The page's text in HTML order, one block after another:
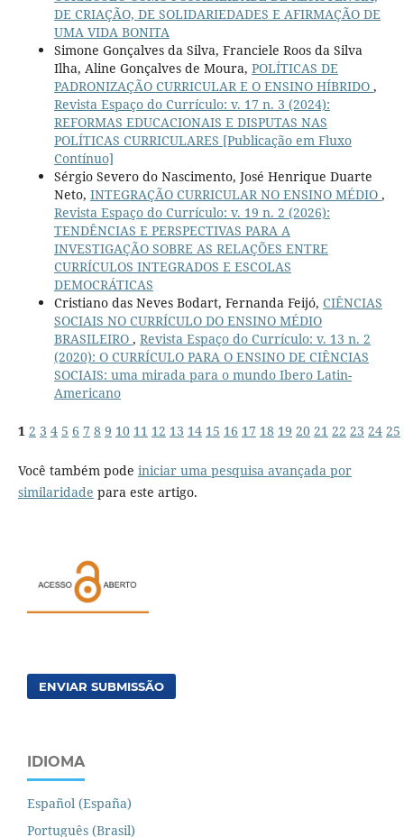
DE CRIAÇÃO, DE SOLIDARIEDADES E AFIRMAÇÃO DE
UMA VIDA BONITA
Simone Gonçalves da Silva, Franciele Roos da Silva
Ilha, Aline Gonçalves de Moura, POLÍTICAS DE
PADRONIZAÇÃO CURRICULAR E O ENSINO HÍBRIDO ,
Revista Espaço do Currículo: v. 17 n. 3 (2024):
REFORMAS EDUCACIONAIS E DISPUTAS NAS
POLÍTICAS CURRICULARES [Publicação em Fluxo
Contínuo]
Sérgio Severo do Nascimento, José Henrique Duarte
Neto, INTEGRAÇÃO CURRICULAR NO ENSINO MÉDIO ,
Revista Espaço do Currículo: v. 19 n. 2 (2026):
TENDÊNCIAS E PERSPECTIVAS PARA A
INVESTIGAÇÃO SOBRE AS RELAÇÕES ENTRE
CURRÍCULOS INTEGRADOS E ESCOLAS
DEMOCRÁTICAS
Cristiano das Neves Bodart, Fernanda Feijó, CIÊNCIAS
SOCIAIS NO CURRÍCULO DO ENSINO MÉDIO
BRASILEIRO , Revista Espaço do Currículo: v. 13 n. 2
(2020): O CURRÍCULO PARA O ENSINO DE CIÊNCIAS
SOCIAIS: uma mirada para o mundo Ibero Latin-
Americano
1 2 3 4 5 6 7 8 9 10 11 12 13 14 15 16 17 18 19 20 21 22 23 24 25
Você também pode iniciar uma pesquisa avançada por
similaridade para este artigo.
ENVIAR SUBMISSÃO
IDIOMA
Español (España)
Português (Brasil)